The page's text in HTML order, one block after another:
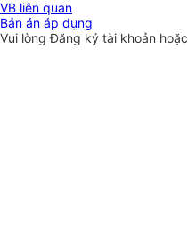
VB liên quan
Bản án áp dụng
Vui lòngĐăng ký tài khoản hoặc